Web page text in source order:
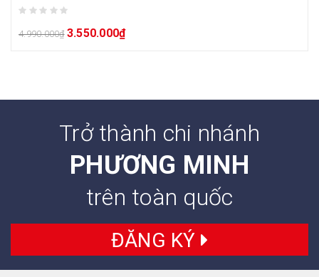
4.990.000₫ 3.550.000₫
Trở thành chi nhánh
PHƯƠNG MINH
trên toàn quốc
ĐĂNG KÝ